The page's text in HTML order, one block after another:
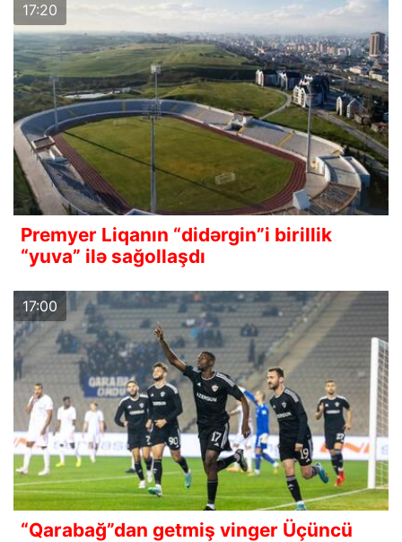
17:20
Premyer Liqanın “didərgin”i birillik
“yuva” ilə sağollaşdı
17:00
“Qarabağ”dan getmiş vinger Üçüncü